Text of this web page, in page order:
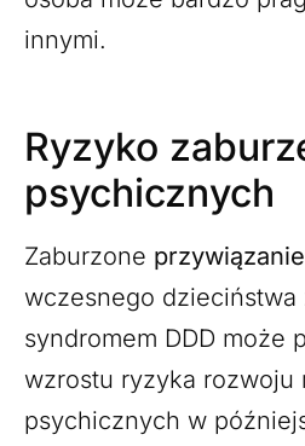
innymi.
Ryzyko
psychicznych
Zaburzone przywiązanie
wczesnego dzieciństwa
syndromem DDD może
wzrostu ryzyka rozwoju
psychicznych w